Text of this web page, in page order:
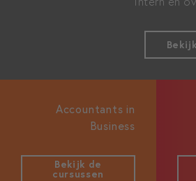
Accountants in
Business
Bekijk de
cursussen